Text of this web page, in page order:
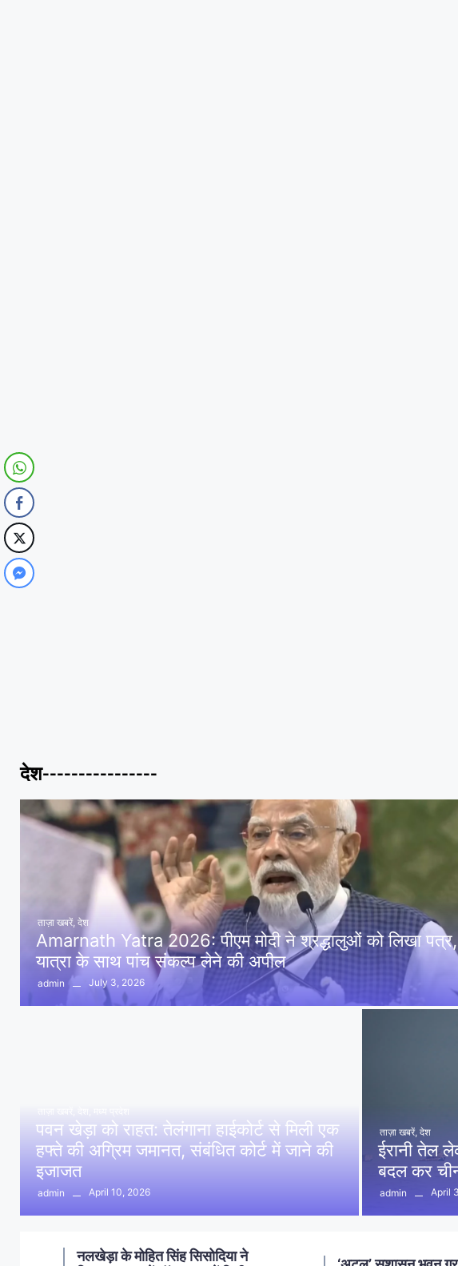
देश----------------
ताज़ा खबरें देश
Amarnath Yatra 2026: पीएम मोदी ने श्रद्धालुओं को लिखा पत्र,
यात्रा के साथ पांच संकल्प लेने की अपील
admin July 3, 2026
पवन खेड़ा को राहत: तेलंगाना हाईकोर्ट से मिली एक
हफ्ते की अग्रिम जमानत, संबंधित कोर्ट में जाने की
इजाजत
admin April 10, 2026
ताज़ा खबरें, देश
ईरानी तेल
बदल कर
admin April
डॉ. अंबेडकर प्रतिमा